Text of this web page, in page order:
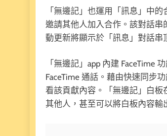
「無邊記」也運用「訊息」中
邀請其他人加入合作。該對話
動更新將顯示於「訊息」對話串
「無邊記」app 內建 FaceTime
FaceTime 通話。藉由快速同步
看該貢獻內容。「無邊記」白板
其他人，甚至可以將白板內容輸